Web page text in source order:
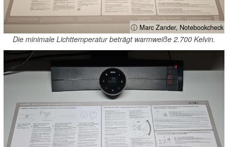
ⓘ Marc Zander, Notebookcheck
Die minimale Lichttemperatur beträgt warmweiße 2.700 Kelvin.